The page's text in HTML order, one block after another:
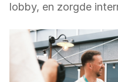
lobby, en zorgde